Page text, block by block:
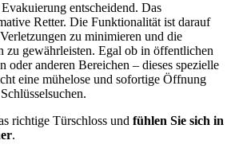
entscheidend. Das
Retter. Die Funktionalität ist darauf
zu minimieren und die
zu gewährleisten. Egal ob in öffentlichen
oder anderen Bereichen – dieses spezielle
eine mühelose und sofortige Öffnung
richtige Türschloss und fühlen Sie sich in
.